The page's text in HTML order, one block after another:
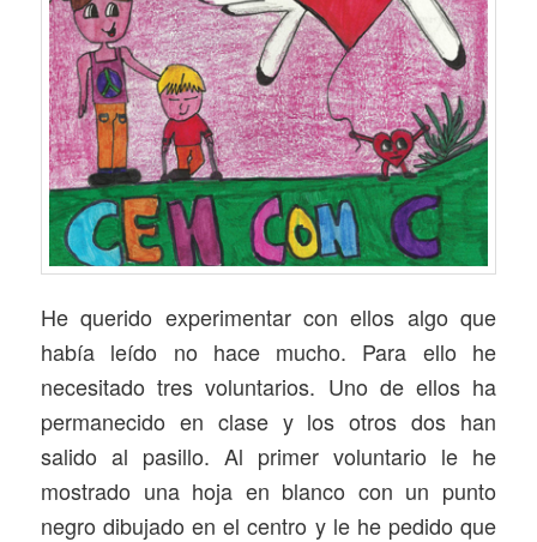
He querido experimentar con ellos algo que
había leído no hace mucho. Para ello he
necesitado tres voluntarios. Uno de ellos ha
permanecido en clase y los otros dos han
salido al pasillo. Al primer voluntario le he
mostrado una hoja en blanco con un punto
negro dibujado en el centro y le he pedido que